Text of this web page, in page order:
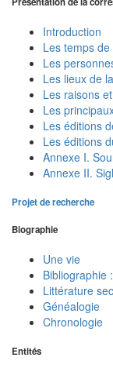
Introduction
Les temps
Les
Les lieux de
Les raisons
Les
Les éditions
Les éditions
Annexe I.
Annexe II.
Projet de recherche
Biographie
Une vie
Bibliographie
Littérature
Généalogie
Chronologie
Entités